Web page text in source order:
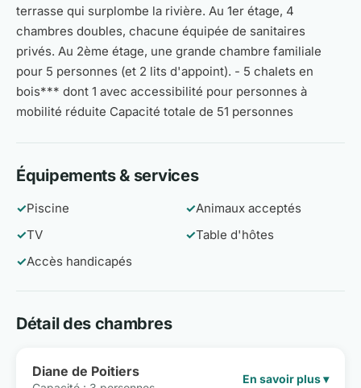
terrasse qui surplombe la rivière. Au 1er étage, 4
chambres doubles, chacune équipée de sanitaires
privés. Au 2ème étage, une grande chambre familiale
pour 5 personnes (et 2 lits d'appoint). - 5 chalets en
bois*** dont 1 avec accessibilité pour personnes à
mobilité réduite Capacité totale de 51 personnes
Équipements & services
✓Piscine ✓Animaux acceptés
✓TV ✓Table d'hôtes
✓Accès handicapés
Détail des chambres
Diane de Poitiers En savoir plus ▾